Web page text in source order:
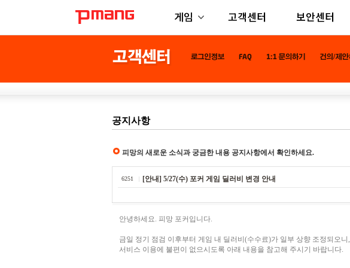
게임 고객센터 보안센터
공지사항
피망의 새로운 소식과 궁금한 내용 공지사항에서 확인하세요.
6251 [안내] 5/27(수) 포커 게임 딜러비 변경 안내
안녕하세요. 피망 포커입니다.
금일 정기 점검 이후부터 게임 내 딜러비(수수료)가 일부 상향 조정되오니,
서비스 이용에 불편이 없으시도록 아래 내용을 참고해 주시기 바랍니다.